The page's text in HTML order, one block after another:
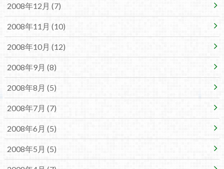
2008年12月 (7)
2008年11月 (10)
2008年10月 (12)
2008年9月 (8)
2008年8月 (5)
2008年7月 (7)
2008年6月 (5)
2008年5月 (5)